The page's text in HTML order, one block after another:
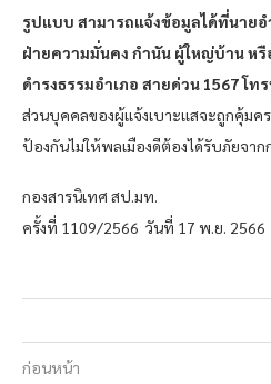
รูปแบบ สามารถแจ้งข้อมูลได้ที่นายอ
ฝ่ายความมั่นคง กำนัน ผู้ใหญ่บ้าน ห
ดำรงธรรมอำเภอ สายด่วน 1567 โท
ส่วนบุคคลของผู้เเจ้งเบาะเเสจะถูกคุ้ม
ป้องกันไม่ให้พลเมืองดีต้องได้รับภัยจากก
กองสารนิเทศ สป.มท.
ครั้งที่ 1109/2566 วันที่ 17 พ.ย. 2566
ก่อนหน้า